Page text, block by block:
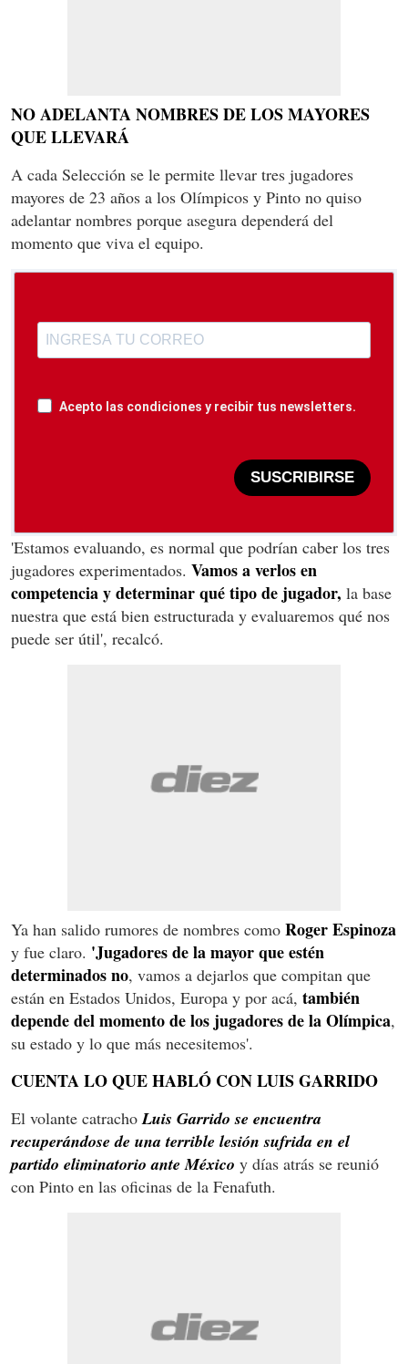
NO ADELANTA NOMBRES DE LOS MAYORES
QUE LLEVARÁ
A cada Selección se le permite llevar tres jugadores
mayores de 23 años a los Olímpicos y Pinto no quiso
adelantar nombres porque asegura dependerá del
momento que viva el equipo.
Acepto las condiciones y recibir tus newsletters.
SUSCRIBIRSE
'Estamos evaluando, es normal que podrían caber los tres
jugadores experimentados. Vamos a verlos en
competencia y determinar qué tipo de jugador, la base
nuestra que está bien estructurada y evaluaremos qué nos
puede ser útil', recalcó.
Ya han salido rumores de nombres como Roger Espinoza
y fue claro. 'Jugadores de la mayor que estén
determinados no, vamos a dejarlos que compitan que
están en Estados Unidos, Europa y por acá, también
depende del momento de los jugadores de la Olímpica,
su estado y lo que más necesitemos'.
CUENTA LO QUE HABLÓ CON LUIS GARRIDO
El volante catracho Luis Garrido se encuentra
recuperándose de una terrible lesión sufrida en el
partido eliminatorio ante México y días atrás se reunió
con Pinto en las oficinas de la Fenafuth.